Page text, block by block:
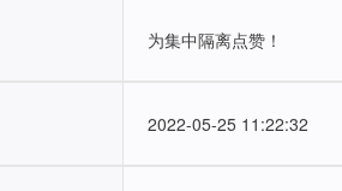
为集中隔离点赞！
2022-05-25 11:22:32